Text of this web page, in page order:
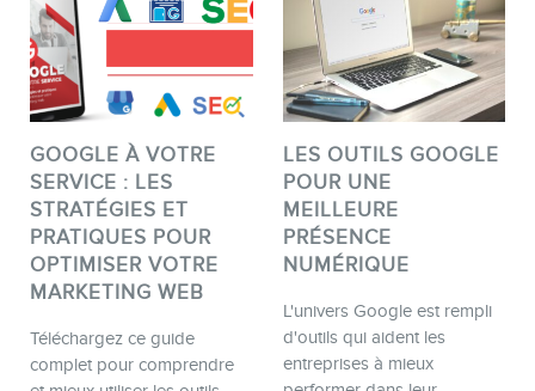
GOOGLE À VOTRE
SERVICE : LES
STRATÉGIES ET
PRATIQUES POUR
OPTIMISER VOTRE
MARKETING WEB
Téléchargez ce guide
complet pour comprendre
LES OUTILS GOOGLE
POUR UNE
MEILLEURE
PRÉSENCE
NUMÉRIQUE
L'univers Google est rempli
d'outils qui aident les
entreprises à mieux